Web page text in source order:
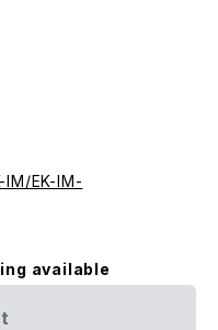
EK-IM-
available